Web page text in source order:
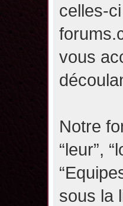
celles-
vous
Notre
“leur”,
sous la